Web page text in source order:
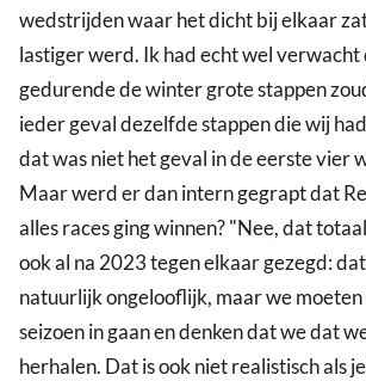
wedstrijden waar het dicht bij elkaar
lastiger werd. Ik had echt wel verwacht
gedurende de winter grote stappen
ieder geval dezelfde stappen die wij
dat was niet het geval in de eerste vier
Maar werd er dan intern gegrapt dat
alles races ging winnen? "Nee, dat
ook al na 2023 tegen elkaar gezegd:
natuurlijk ongelooflijk, maar we moeten
seizoen in gaan en denken dat we dat
herhalen. Dat is ook niet realistisch als